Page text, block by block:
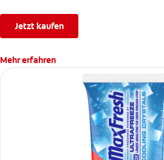
Jetzt kaufen
Mehr erfahren